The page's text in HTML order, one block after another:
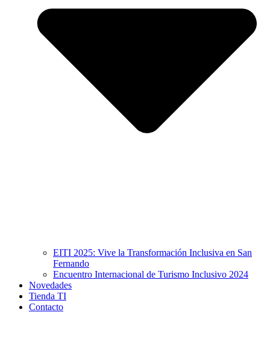
EITI 2025: Vive la Transformación Inclusiva en San
Fernando
Encuentro Internacional de Turismo Inclusivo 2024
Novedades
Tienda TI
Contacto